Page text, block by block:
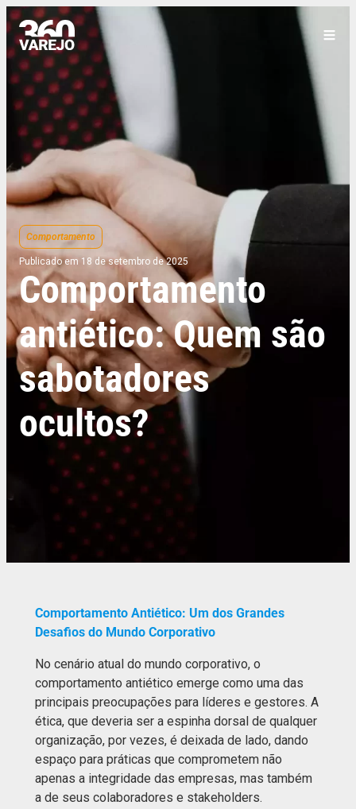
Comportamento
Publicado em 18 de setembro de 2025
Comportamento
antiético: Quem são
sabotadores
ocultos?
Comportamento Antiético: Um dos Grandes
Desafios do Mundo Corporativo
No cenário atual do mundo corporativo, o
comportamento antiético emerge como uma das
principais preocupações para líderes e gestores. A
ética, que deveria ser a espinha dorsal de qualquer
organização, por vezes, é deixada de lado, dando
espaço para práticas que comprometem não
apenas a integridade das empresas, mas também
a de seus colaboradores e stakeholders.